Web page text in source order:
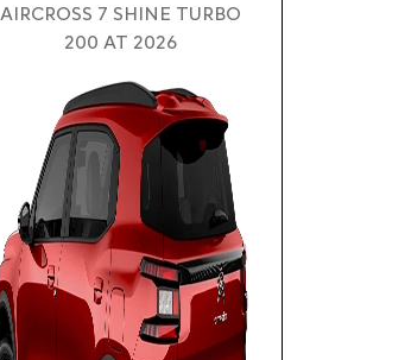
AIRCROSS 7 SHINE TURBO
200 AT 2026